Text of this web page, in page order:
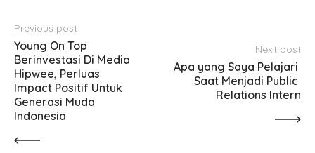
Previous post
Young On Top
Berinvestasi Di Media
Hipwee, Perluas
Impact Positif Untuk
Generasi Muda
Indonesia
Next post
Apa yang Saya Pelajari
Saat Menjadi Public
Relations Intern